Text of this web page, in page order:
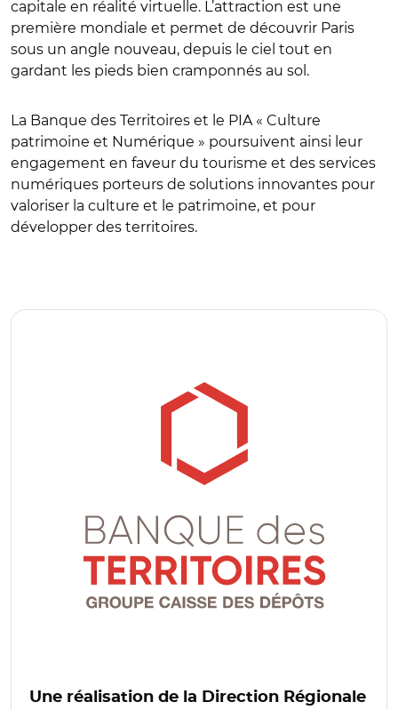
capitale en réalité virtuelle. L’attraction est une
première mondiale et permet de découvrir Paris
sous un angle nouveau, depuis le ciel tout en
gardant les pieds bien cramponnés au sol.
La Banque des Territoires et le PIA « Culture
patrimoine et Numérique » poursuivent ainsi leur
engagement en faveur du tourisme et des services
numériques porteurs de solutions innovantes pour
valoriser la culture et le patrimoine, et pour
développer des territoires.
Une réalisation de la Direction Régionale